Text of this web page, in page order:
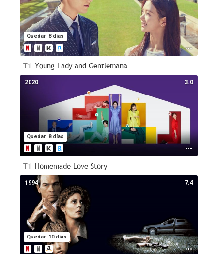
Quedan 8 días
T1 Young Lady and Gentlemana
3.0
Quedan 8 días
2020
T1 Homemade Love Story
7.4
Quedan 10 días
1994